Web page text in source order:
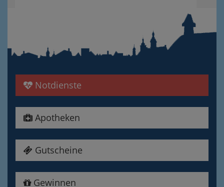
Notdienste
Apotheken
Gutscheine
Gewinnen